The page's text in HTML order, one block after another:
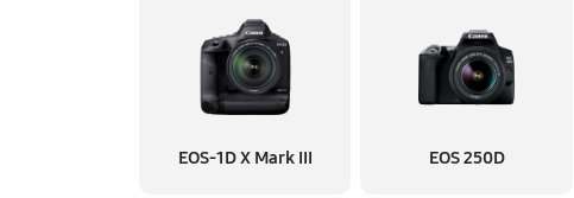
EOS‑1D X Mark III EOS 250D